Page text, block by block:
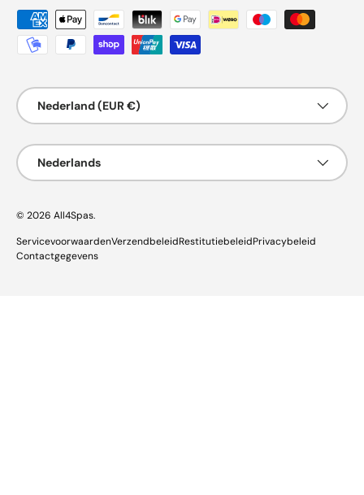
Geaccepteerde betaalmethoden
Land/Regio
Nederland (EUR €)
Taal
Nederlands
© 2026 All4Spas.
ServicevoorwaardenVerzendbeleidRestitutiebeleidPrivacybeleid
Contactgegevens